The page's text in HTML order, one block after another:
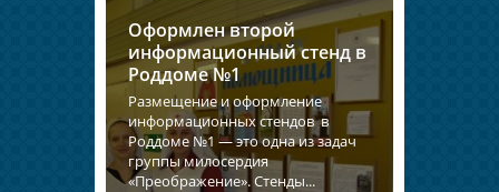
Оформлен второй
информационный стенд в
Роддоме №1
Размещение и оформление
информационных стендов в
Роддоме №1 — это одна из задач
группы милосердия
«Преображение». Стенды...